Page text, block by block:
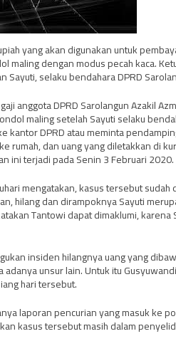
yang akan digunakan untuk
dengan modus pecah kaca.
selaku bendahara DPRD
anggota DPRD Sarolangun Azakil
maling setelah Sayuti selaku
kantor DPRD atau meminta
rumah, dan uang yang diletakkan di
ini terjadi pada Senin 3 Februari 2020.
mengatakan, kasus tersebut
hilang dan dirampoknya Sayuti
Tantowi dapat dimaklumi, karena
insiden hilangnya uang yang
unsur lain. Untuk itu
hari tersebut.
laporan pencurian yang masuk ke
kasus tersebut masih dalam